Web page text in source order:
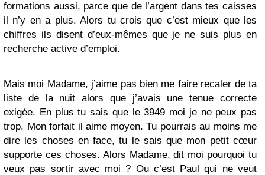
formations aussi, parce que de l’argent dans tes caisses
il n’y en a plus. Alors tu crois que c’est mieux que les
chiffres ils disent d’eux-mêmes que je ne suis plus en
recherche active d’emploi.
Mais moi Madame, j’aime pas bien me faire recaler de ta
liste de la nuit alors que j’avais une tenue correcte
exigée. En plus tu sais que le 3949 moi je ne peux pas
trop. Mon forfait il aime moyen. Tu pourrais au moins me
dire les choses en face, tu le sais que mon petit cœur
supporte ces choses. Alors Madame, dit moi pourquoi tu
veux pas sortir avec moi ? Ou c’est Paul qui ne veut